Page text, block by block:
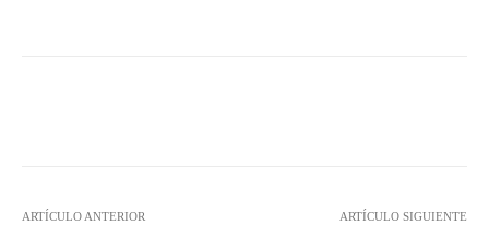
ARTÍCULO ANTERIOR ARTÍCULO SIGUIENTE